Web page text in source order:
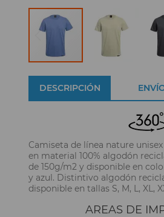
DESCRIPCIÓN
Camiseta de línea nature
en material 100% algodón
de 150g/m2 y disponible en
y azul. Distintivo algodón
disponible en tallas S, M, L, XL,
AREAS DE